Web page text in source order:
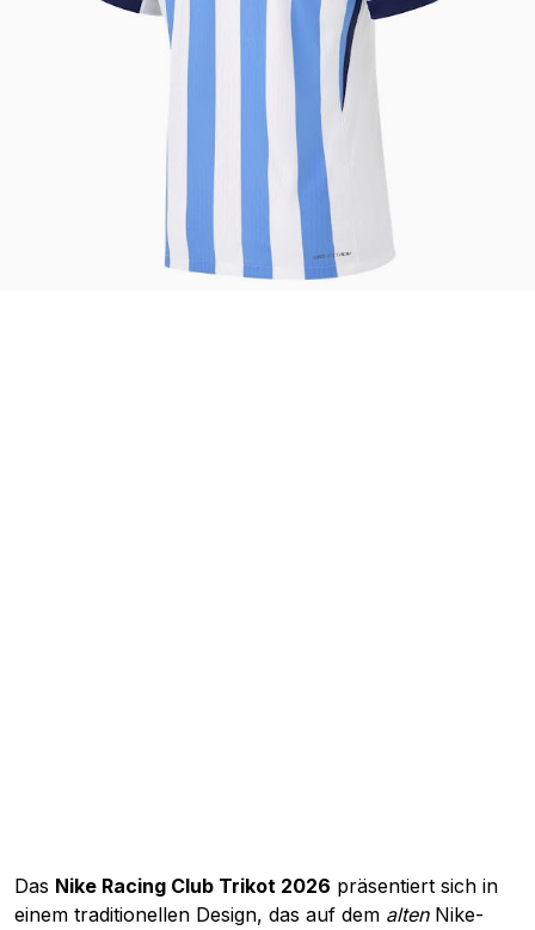
Das Nike Racing Club Trikot 2026 präsentiert sich in
einem traditionellen Design, das auf dem altenNike-